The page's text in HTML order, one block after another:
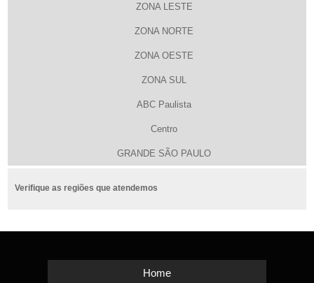
ZONA LESTE
ZONA NORTE
ZONA OESTE
ZONA SUL
ABC Paulista
Centro
GRANDE SÃO PAULO
Verifique as regiões que atendemos
Home